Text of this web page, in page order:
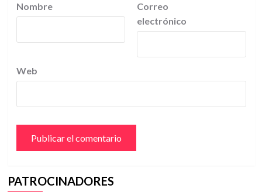
Nombre
Correo
electrónico
Web
PATROCINADORES